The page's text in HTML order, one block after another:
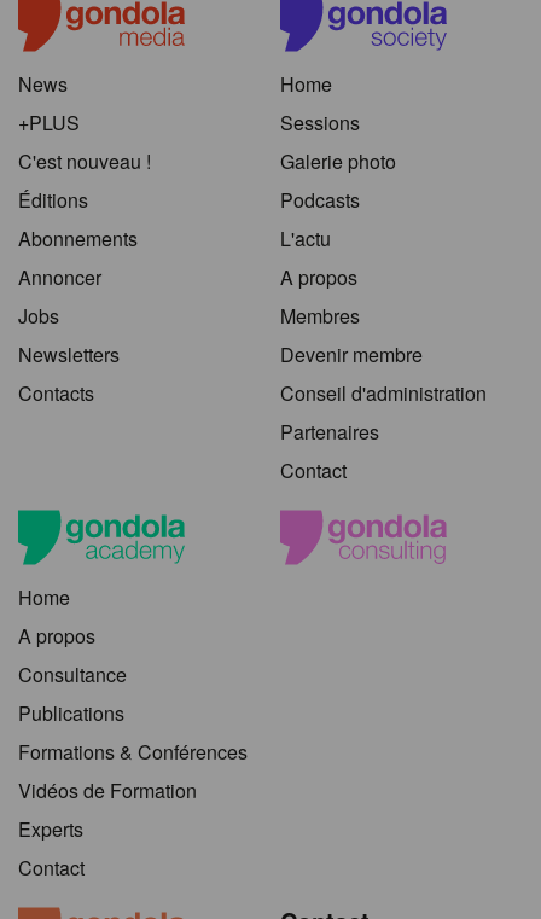
News
+PLUS
C'est nouveau !
Éditions
Abonnements
Annoncer
Jobs
Newsletters
Contacts
Home
Sessions
Galerie photo
Podcasts
L'actu
A propos
Membres
Devenir membre
Conseil d'administration
Partenaires
Contact
Home
A propos
Consultance
Publications
Formations & Conférences
Vidéos de Formation
Experts
Contact